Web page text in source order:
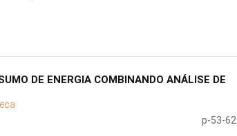
DE ENERGIA COMBINANDO ANÁLISE DE
p-53-62